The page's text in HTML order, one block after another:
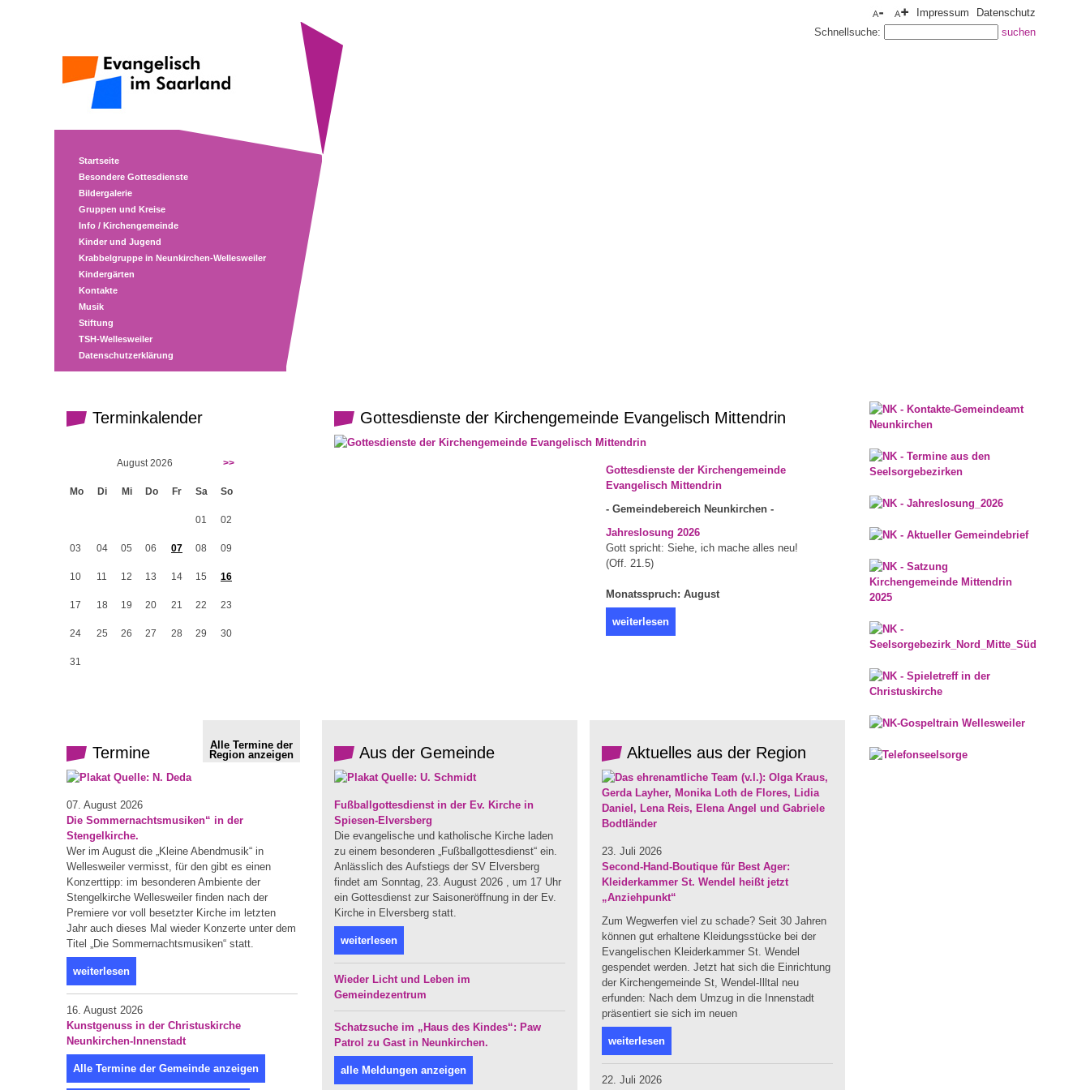
Startseite
Besondere Gottesdienste
Bildergalerie
Gruppen und Kreise
Info / Kirchengemeinde
Kinder und Jugend
Krabbelgruppe in Neunkirchen-Wellesweiler
Kindergärten
Kontakte
Musik
Stiftung
TSH-Wellesweiler
Datenschutzerklärung
Impressum
Datenschutz
Schnellsuche:
Terminkalender
August 2026 >>
Mo Di Mi Do Fr Sa So
01 02
03 04 05 06 07 08 09
10 11 12 13 14 15 16
17 18 19 20 21 22 23
24 25 26 27 28 29 30
31
Gottesdienste der Kirchengemeinde Evangelisch Mittendrin
Gottesdienste der Kirchengemeinde
Evangelisch Mittendrin
- Gemeindebereich Neunkirchen -
Jahreslosung 2026
Gott spricht: Siehe, ich mache alles neu!
(Off. 21.5)
Monatsspruch: August
weiterlesen
Termine
Alle Termine der
Region anzeigen
07. August 2026
Die Sommernachtsmusiken“ in der
Stengelkirche.
Wer im August die „Kleine Abendmusik“ in
Wellesweiler vermisst, für den gibt es einen
Konzerttipp: im besonderen Ambiente der
Stengelkirche Wellesweiler finden nach der
Premiere vor voll besetzter Kirche im letzten
Jahr auch dieses Mal wieder Konzerte unter dem
Titel „Die Sommernachtsmusiken“ statt.
weiterlesen
16. August 2026
Kunstgenuss in der Christuskirche
Neunkirchen-Innenstadt
Alle Termine der Gemeinde anzeigen
Aus der Gemeinde
Fußballgottesdienst in der Ev. Kirche in
Spiesen-Elversberg
Die evangelische und katholische Kirche laden
zu einem besonderen „Fußballgottesdienst“ ein.
Anlässlich des Aufstiegs der SV Elversberg
findet am Sonntag, 23. August 2026 , um 17 Uhr
ein Gottesdienst zur Saisoneröffnung in der Ev.
Kirche in Elversberg statt.
weiterlesen
Wieder Licht und Leben im
Gemeindezentrum
Schatzsuche im „Haus des Kindes“: Paw
Patrol zu Gast in Neunkirchen.
alle Meldungen anzeigen
Aktuelles aus der Region
23. Juli 2026
Second-Hand-Boutique für Best Ager:
Kleiderkammer St. Wendel heißt jetzt
„Anziehpunkt“
Zum Wegwerfen viel zu schade? Seit 30 Jahren
können gut erhaltene Kleidungsstücke bei der
Evangelischen Kleiderkammer St. Wendel
gespendet werden. Jetzt hat sich die Einrichtung
der Kirchengemeinde St, Wendel-Illtal neu
erfunden: Nach dem Umzug in die Innenstadt
präsentiert sie sich im neuen
weiterlesen
22. Juli 2026